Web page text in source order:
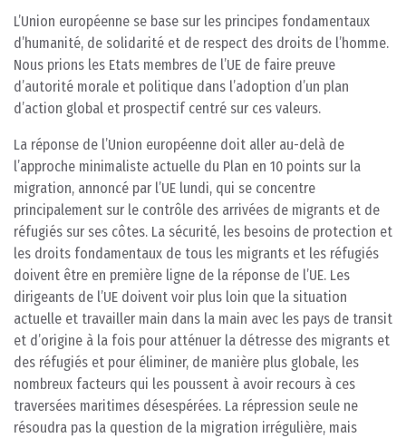
L’Union européenne se base sur les principes fondamentaux
d’humanité, de solidarité et de respect des droits de l’homme.
Nous prions les Etats membres de l’UE de faire preuve
d’autorité morale et politique dans l’adoption d’un plan
d’action global et prospectif centré sur ces valeurs.
La réponse de l’Union européenne doit aller au-delà de
l’approche minimaliste actuelle du Plan en 10 points sur la
migration, annoncé par l’UE lundi, qui se concentre
principalement sur le contrôle des arrivées de migrants et de
réfugiés sur ses côtes. La sécurité, les besoins de protection et
les droits fondamentaux de tous les migrants et les réfugiés
doivent être en première ligne de la réponse de l’UE. Les
dirigeants de l’UE doivent voir plus loin que la situation
actuelle et travailler main dans la main avec les pays de transit
et d’origine à la fois pour atténuer la détresse des migrants et
des réfugiés et pour éliminer, de manière plus globale, les
nombreux facteurs qui les poussent à avoir recours à ces
traversées maritimes désespérées. La répression seule ne
résoudra pas la question de la migration irrégulière, mais